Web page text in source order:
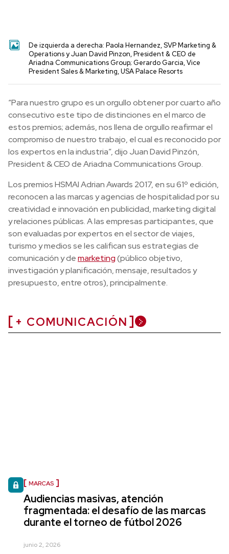
De izquierda a derecha: Paola Hernandez, SVP Marketing &
Operations y Juan David Pinzon, President & CEO de
Ariadna Communications Group; Gerardo Garcia, Vice
President Sales & Marketing, USA Palace Resorts
“Para nuestro grupo es un orgullo obtener por cuarto año
consecutivo este tipo de distinciones en el marco de
estos premios; además, nos llena de orgullo reafirmar el
compromiso de nuestro trabajo, el cual es reconocido por
los expertos en la industria”, dijo Juan David Pinzón,
President & CEO de Ariadna Communications Group.
Los premiosHSMAI Adrian Awards 2017, en su 61º edición,
reconocen a las marcas y agencias de hospitalidad por su
creatividad e innovación en publicidad, marketing digital
y relaciones públicas. A las empresas participantes, que
son evaluadas por expertos en el sector de viajes,
turismo y medios se les califican sus estrategias de
comunicación y demarketing(público objetivo,
investigación y planificación, mensaje, resultados y
presupuesto, entre otros), principalmente.
+ COMUNICACIÓN
MARCAS
Audiencias masivas, atención
fragmentada: el desafío de las marcas
durante el torneo de fútbol 2026
junio 2, 2026